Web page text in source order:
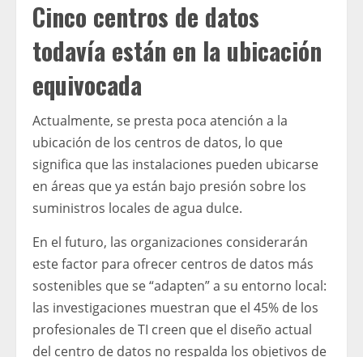
Cinco centros de datos
todavía están en la ubicación
equivocada
Actualmente, se presta poca atención a la
ubicación de los centros de datos, lo que
significa que las instalaciones pueden ubicarse
en áreas que ya están bajo presión sobre los
suministros locales de agua dulce.
En el futuro, las organizaciones considerarán
este factor para ofrecer centros de datos más
sostenibles que se “adapten” a su entorno local:
las investigaciones muestran que el 45% de los
profesionales de TI creen que el diseño actual
del centro de datos no respalda los objetivos de